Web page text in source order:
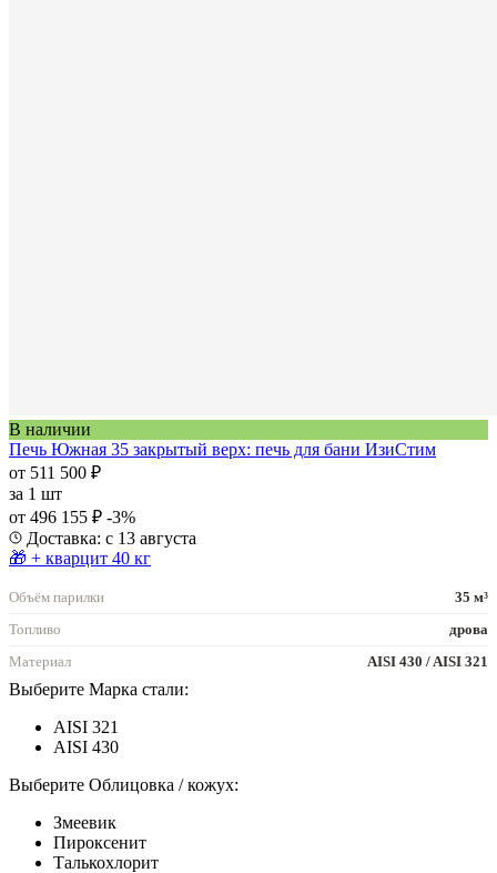
В наличии
Печь Южная 35 закрытый верх: печь для бани ИзиСтим
от 511 500 ₽
за 1 шт
от 496 155 ₽ -3%
Доставка: с 13 августа
🎁 + кварцит 40 кг
Объём парилки
35 м³
Топливо
дрова
Материал
AISI 430 / AISI 321
Выберите Марка стали:
AISI 321
AISI 430
Выберите Облицовка / кожух:
Змеевик
Пироксенит
Талькохлорит